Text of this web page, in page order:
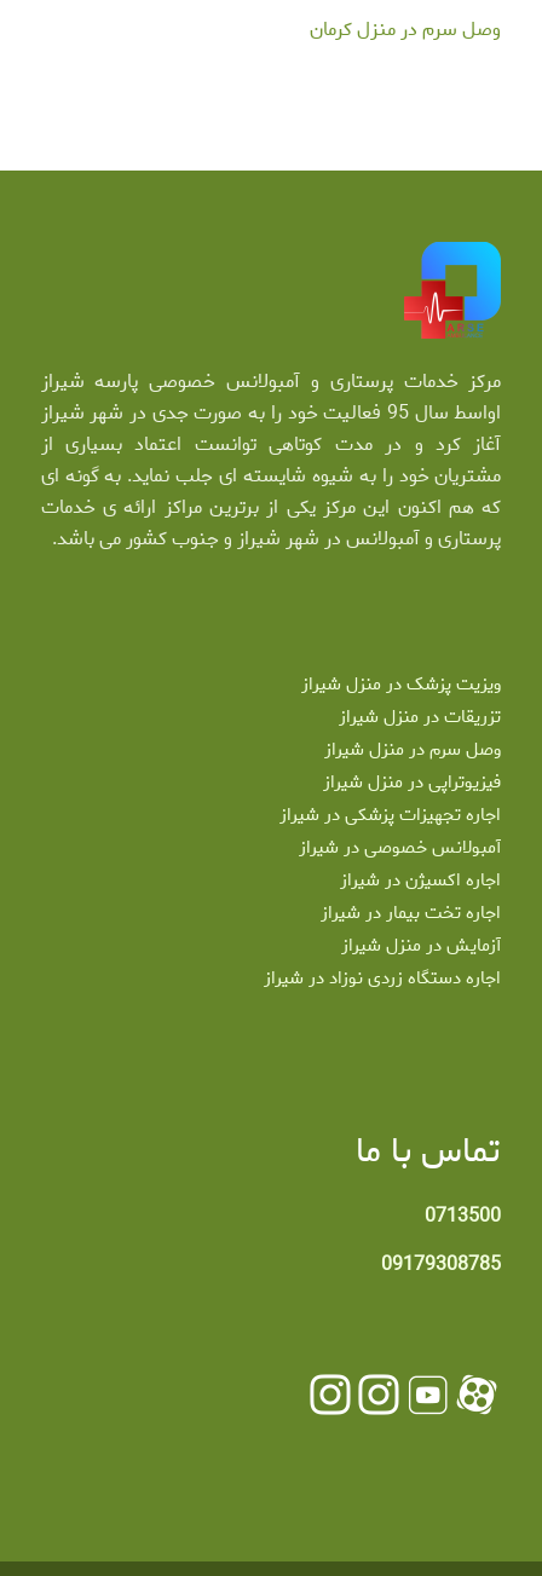
وصل سرم در منزل کرمان
مرکز خدمات پرستاری و آمبولانس خصوصی پارسه شیراز
اواسط سال 95 فعالیت خود را به صورت جدی در شهر شیراز
آغاز کرد و در مدت کوتاهی توانست اعتماد بسیاری از
مشتریان خود را به شیوه شایسته ای جلب نماید. به گونه ای
که هم اکنون این مرکز یکی از برترین مراکز ارائه ی خدمات
پرستاری و آمبولانس در شهر شیراز و جنوب کشور می باشد.
ویزیت پزشک در منزل شیراز
تزریقات در منزل شیراز
وصل سرم در منزل شیراز
فیزیوتراپی در منزل شیراز
اجاره تجهیزات پزشکی در شیراز
آمبولانس خصوصی در شیراز
اجاره اکسیژن در شیراز
اجاره تخت بیمار در شیراز
آزمایش در منزل شیراز
اجاره دستگاه زردی نوزاد در شیراز
تماس با ما
0713500
09179308785